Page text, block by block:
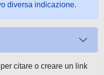
diversa indicazione.
citare o creare un link